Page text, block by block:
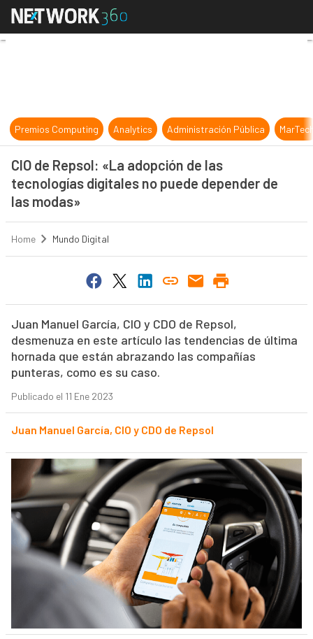
CIO de Repsol: «La adopción de
Premios Computing Analytics Administración Pública
CIO de Repsol: «La adopción de las
tecnologías digitales no puede depender de
las modas»
Home Mundo Digital
Juan Manuel García, CIO y CDO de Repsol,
desmenuza en este artículo las tendencias de última
hornada que están abrazando las compañías
punteras, como es su caso.
Publicado el 11 Ene 2023
Juan Manuel García, CIO y CDO de Repsol